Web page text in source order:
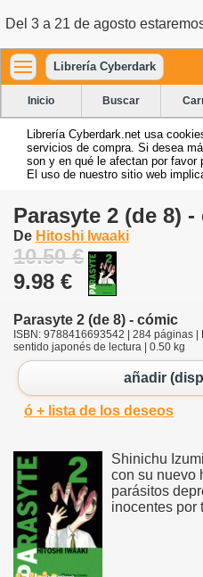
Del 3 a 21 de agosto
Librería Cyberdark
Inicio Buscar
Librería Cyberdark.net usa
servicios de compra. Si desea
son y en qué le afectan por favor
El uso de nuestro sitio web
Parasyte 2 (de 8)
De Hitoshi Iwaaki
10.50 €
9.98 €
Parasyte 2 (de 8) - cómic
ISBN: 9788416693542 | 284 páginas |
sentido japonés de lectura | 0.50 kg
añadir
ó + lista de los deseos
Shinichu
con su nuevo
parásitos
inocentes por